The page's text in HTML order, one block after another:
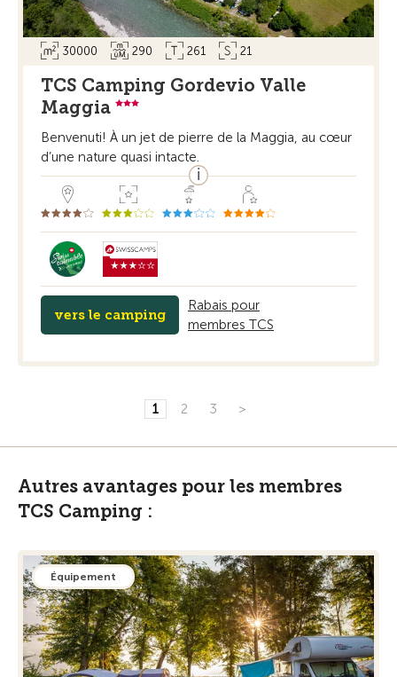
30000 290 261 21
TCS Camping Gordevio Valle
Maggia
Benvenuti! À un jet de pierre de la Maggia, au cœur
d’une nature quasi intacte.
vers le camping
Rabais pour
membres TCS
1 2 3 >
Autres avantages pour les membres
TCS Camping :
Équipement